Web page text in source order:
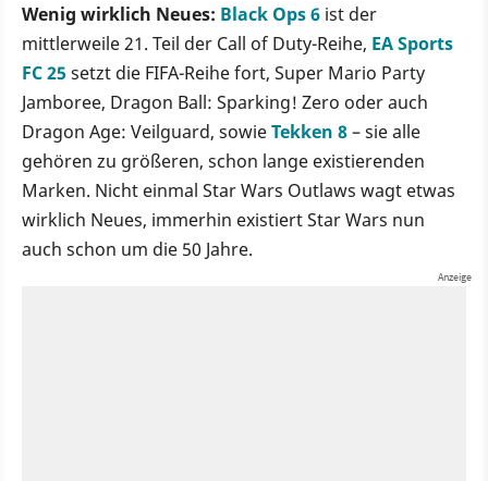
Wenig wirklich Neues: Black Ops 6 ist der
mittlerweile 21. Teil der Call of Duty-Reihe, EA Sports
FC 25setzt die FIFA-Reihe fort, Super Mario Party
Jamboree, Dragon Ball: Sparking! Zero oder auch
Dragon Age: Veilguard, sowieTekken 8– sie alle
gehören zu größeren, schon lange existierenden
Marken. Nicht einmal Star Wars Outlaws wagt etwas
wirklich Neues, immerhin existiert Star Wars nun
auch schon um die 50 Jahre.